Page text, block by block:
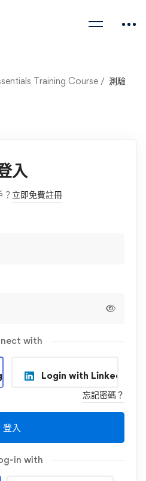
Training Course
測驗
入
？ 立即免費註冊
with
Login with Linkedin
忘記密碼？
登入
in with